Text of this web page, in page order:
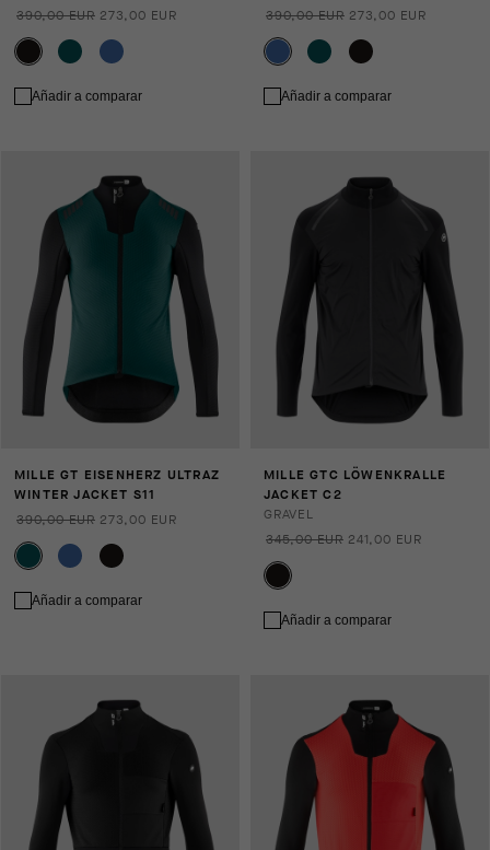
390,00 EUR 273,00 EUR
Añadir a comparar
390,00 EUR 273,00 EUR
Añadir a comparar
MILLE GT EISENHERZ ULTRAZ
WINTER JACKET S11
390,00 EUR 273,00 EUR
Añadir a comparar
MILLE GTC LÖWENKRALLE
JACKET C2
GRAVEL
345,00 EUR 241,00 EUR
Añadir a comparar